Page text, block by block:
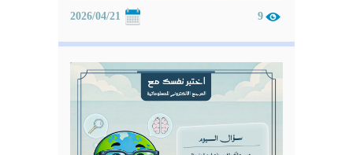
9
2026/04/21